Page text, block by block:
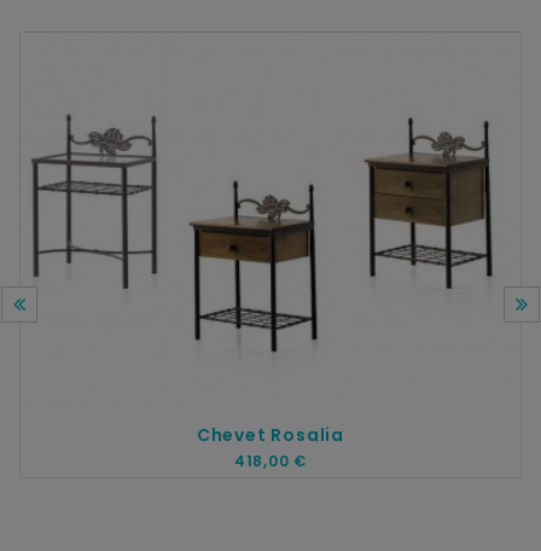
Chevet Rosalia
418,00 €